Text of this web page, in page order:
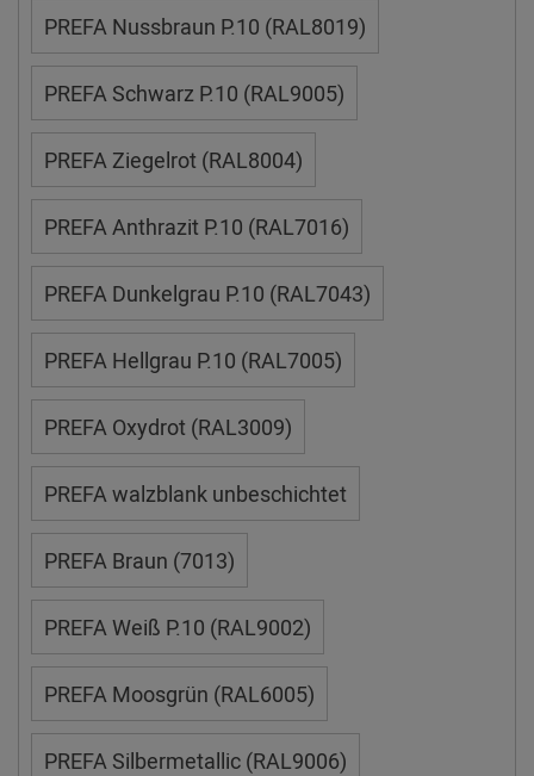
PREFA Nussbraun P.10 (RAL8019)
PREFA Schwarz P.10 (RAL9005)
PREFA Ziegelrot (RAL8004)
PREFA Anthrazit P.10 (RAL7016)
PREFA Dunkelgrau P.10 (RAL7043)
PREFA Hellgrau P.10 (RAL7005)
PREFA Oxydrot (RAL3009)
PREFA walzblank unbeschichtet
PREFA Braun (7013)
PREFA Weiß P.10 (RAL9002)
PREFA Moosgrün (RAL6005)
PREFA Silbermetallic (RAL9006)